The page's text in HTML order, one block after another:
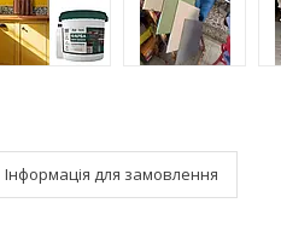
Інформація для замовлення